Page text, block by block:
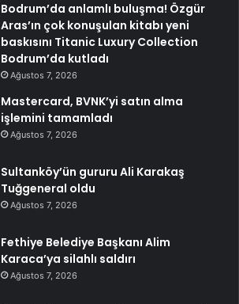
Bodrum’da anlamlı buluşma! Özgür
Aras’ın çok konuşulan kitabı yeni
baskısını Titanic Luxury Collection
Bodrum’da kutladı
Ağustos 7, 2026
Mastercard, BVNK’yi satın alma
işlemini tamamladı
Ağustos 7, 2026
Sultanköy’ün gururu Ali Karakaş
Tuğgeneral oldu
Ağustos 7, 2026
Fethiye Belediye Başkanı Alim
Karaca’ya silahlı saldırı
Ağustos 7, 2026